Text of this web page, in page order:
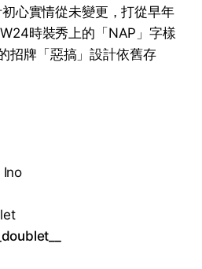
心實情從未變更，打從早年
時裝秀上的「NAP」字樣
招牌「惡搞」設計依舊存
Ino